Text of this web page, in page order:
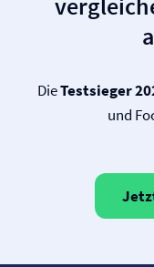
DieTestsieger
und